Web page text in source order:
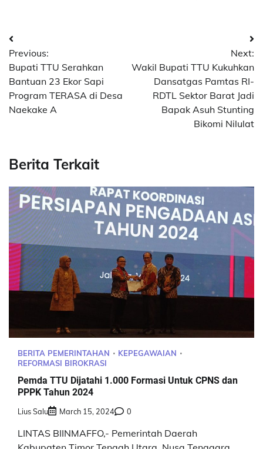
Post
navigation
Previous:
Bupati TTU Serahkan
Bantuan 23 Ekor Sapi
Program TERASA di Desa
Naekake A
Next:
Wakil Bupati TTU Kukuhkan
Dansatgas Pamtas RI-
RDTL Sektor Barat Jadi
Bapak Asuh Stunting
Bikomi Nilulat
Berita Terkait
BERITA PEMERINTAHAN
KEPEGAWAIAN
REFORMASI BIROKRASI
Pemda TTU Dijatahi 1.000 Formasi Untuk CPNS dan
PPPK Tahun 2024
Lius Salu March 15, 2024 0
LINTAS BIINMAFFO,- Pemerintah Daerah